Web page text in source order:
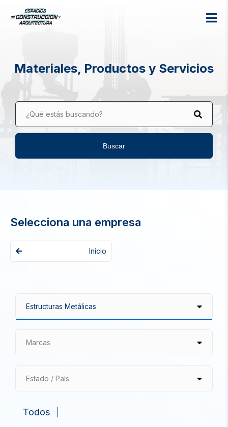
Materiales, Productos y Servicios
¿Qué estás buscando?
Buscar
Selecciona una empresa
Inicio
Marcas
Estado / País
Todos